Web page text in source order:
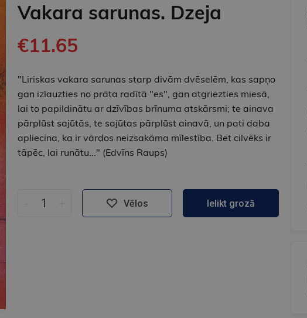
Vakara sarunas. Dzeja
€11.65
"Liriskas vakara sarunas starp divām dvēselēm, kas sapņo
gan izlauzties no prāta radītā "es", gan atgriezties miesā,
lai to papildinātu ar dzīvības brīnuma atskārsmi; te ainava
pārplūst sajūtās, te sajūtas pārplūst ainavā, un pati daba
apliecina, ka ir vārdos neizsakāma mīlestība. Bet cilvēks ir
tāpēc, lai runātu..." (Edvīns Raups)
Vēlos Ielikt grozā